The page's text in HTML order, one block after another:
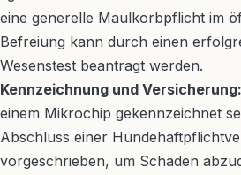
eine generelle Maulkorbpflicht im
Befreiung kann durch einen
Wesenstest beantragt werden.
Kennzeichnung und Versicherung:
einem Mikrochip gekennzeichnet
Abschluss einer
vorgeschrieben, um Schäden